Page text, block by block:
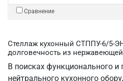
Сравнение
Стеллаж кухонный СТППУ-6/5-
долговечность из
В поисках функционального и
нейтрального кухонного